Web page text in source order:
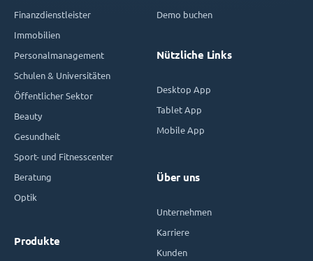
Finanzdienstleister
Immobilien
Personalmanagement
Schulen & Universitäten
Öffentlicher Sektor
Beauty
Gesundheit
Sport- und Fitnesscenter
Beratung
Optik
Produkte
Demo buchen
Nützliche Links
Desktop App
Tablet App
Mobile App
Über uns
Unternehmen
Karriere
Kunden